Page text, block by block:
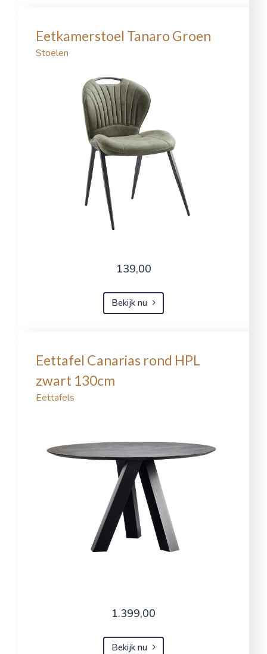
Eetkamerstoel Tanaro Groen
Stoelen
139,00
Bekijk nu
Eettafel Canarias rond HPL
zwart 130cm
Eettafels
1.399,00
Bekijk nu